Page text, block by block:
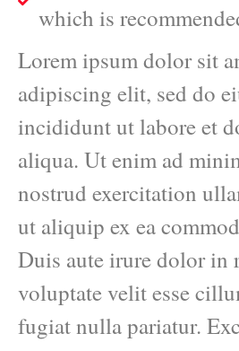
which is
Lorem ipsum dolor sit
adipiscing elit, sed do
incididunt ut labore et
aliqua. Ut enim ad
nostrud exercitation
ut aliquip ex ea
Duis aute irure dolor in
voluptate velit esse
fugiat nulla pariatur.